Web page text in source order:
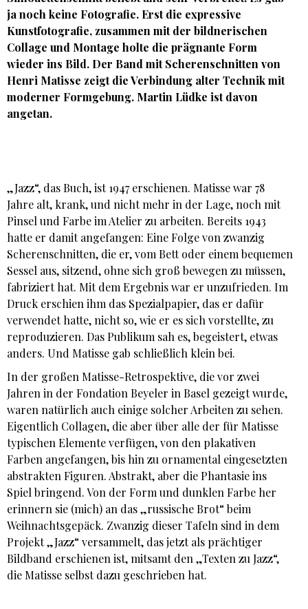
ja noch keine Fotografie. Erst die expressive
Kunstfotografie, zusammen mit der bildnerischen
Collage und Montage holte die prägnante Form
wieder ins Bild. Der Band mit Scherenschnitten von
Henri Matisse zeigt die Verbindung alter Technik mit
moderner Formgebung. Martin Lüdke ist davon
angetan.
„Jazz“, das Buch, ist 1947 erschienen. Matisse war 78
Jahre alt, krank, und nicht mehr in der Lage, noch mit
Pinsel und Farbe im Atelier zu arbeiten. Bereits 1943
hatte er damit angefangen: Eine Folge von zwanzig
Scherenschnitten, die er, vom Bett oder einem bequemen
Sessel aus, sitzend, ohne sich groß bewegen zu müssen,
fabriziert hat. Mit dem Ergebnis war er unzufrieden. Im
Druck erschien ihm das Spezialpapier, das er dafür
verwendet hatte, nicht so, wie er es sich vorstellte, zu
reproduzieren. Das Publikum sah es, begeistert, etwas
anders. Und Matisse gab schließlich klein bei.
In der großen Matisse-Retrospektive, die vor zwei
Jahren in der Fondation Beyeler in Basel gezeigt wurde,
waren natürlich auch einige solcher Arbeiten zu sehen.
Eigentlich Collagen, die aber über alle der für Matisse
typischen Elemente verfügen, von den plakativen
Farben angefangen, bis hin zu ornamental eingesetzten
abstrakten Figuren. Abstrakt, aber die Phantasie ins
Spiel bringend. Von der Form und dunklen Farbe her
erinnern sie (mich) an das „russische Brot“ beim
Weihnachtsgepäck. Zwanzig dieser Tafeln sind in dem
Projekt „Jazz“ versammelt, das jetzt als prächtiger
Bildband erschienen ist, mitsamt den „Texten zu Jazz“,
die Matisse selbst dazu geschrieben hat.